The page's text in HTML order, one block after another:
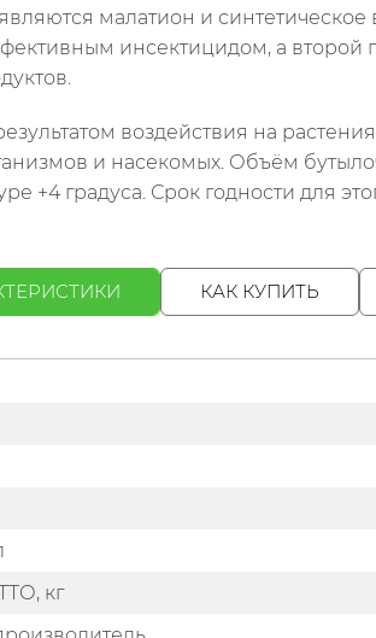
малатион и
инсектицидом, а второй
воздействия на
и насекомых. Объём
+4 градуса. Срок годности для
КАК КУПИТЬ
кг